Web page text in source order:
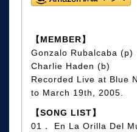
【MEMBER】
Gonzalo Rubalcaba (p)
Charlie Haden (b)
Recorded Live at Blue
to March 19th, 2005.
【SONG LIST】
01． En La Orilla Del